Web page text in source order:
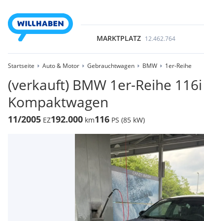
MARKTPLATZ 12.462.764
Startseite Auto & Motor Gebrauchtwagen BMW 1er-Reihe
(verkauft) BMW 1er-Reihe
Kompaktwagen
11/2005 EZ192.000 km116 PS (85 kW)